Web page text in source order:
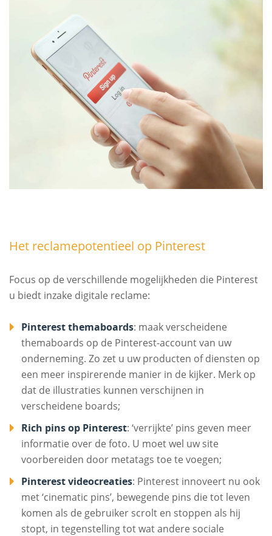
Het reclamepotentieel op Pinterest
Focus op de verschillende mogelijkheden die Pinterest
u biedt inzake digitale reclame:
Pinterest themaboards: maak verscheidene
themaboards op de Pinterest-account van uw
onderneming. Zo zet u uw producten of diensten op
een meer inspirerende manier in de kijker. Merk op
dat de illustraties kunnen verschijnen in
verscheidene boards;
Rich pins op Pinterest: ‘verrijkte’ pins geven meer
informatie over de foto. U moet wel uw site
voorbereiden door metatags toe te voegen;
Pinterest videocreaties: Pinterest innoveert nu ook
met ‘cinematic pins’, bewegende pins die tot leven
komen als de gebruiker scrolt en stoppen als hij
stopt, in tegenstelling tot wat andere sociale